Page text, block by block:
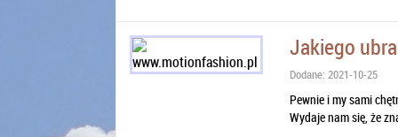
Jakiego
Dodane: 2021-10-25
Pewnie i my sami
Wydaje nam się, że